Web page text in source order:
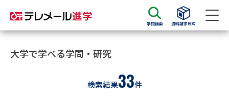
学問検索 資料請求BOX
資料請求
大学・短大の資料種類から請求
大学で学べる学問・研究
検索結果33件